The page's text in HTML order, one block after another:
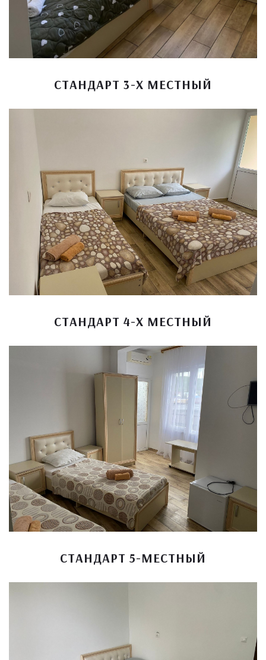
СТАНДАРТ 3-Х МЕСТНЫЙ
СТАНДАРТ 4-Х МЕСТНЫЙ
СТАНДАРТ 5-МЕСТНЫЙ